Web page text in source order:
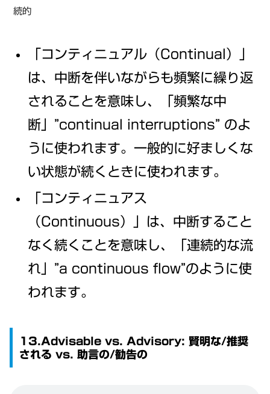
続的
「コンティニュアル（Continual）」
は、中断を伴いながらも頻繁に繰り返
されることを意味し、「頻繁な中
断」”continual interruptions” のよ
うに使われます。一般的に好ましくな
い状態が続くときに使われます。
「コンティニュアス
（Continuous）」は、中断すること
なく続くことを意味し、「連続的な流
れ」”a continuous flow”のように使
われます。
13.Advisable vs. Advisory: 賢明な/推奨
される vs. 助言の/勧告の